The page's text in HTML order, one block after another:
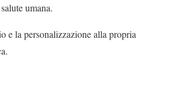
umana.
e la personalizzazione alla propria